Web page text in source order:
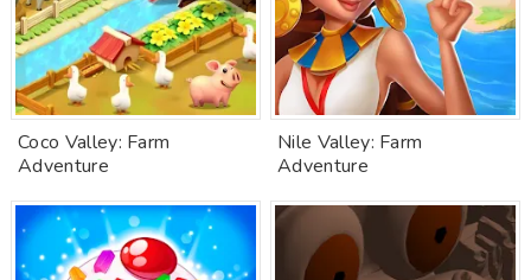
Coco Valley: Farm
Adventure
Nile Valley: Farm
Adventure